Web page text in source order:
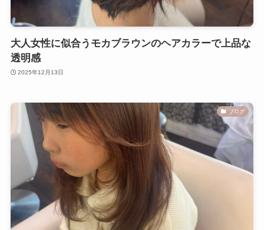
大人女性に似合うモカブラウンのヘアカラーで上品な
透明感
2025年12月13日
ブログ